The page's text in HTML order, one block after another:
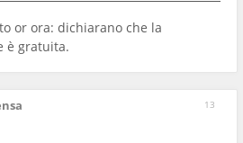
or ora: dichiarano che la
è gratuita.
13